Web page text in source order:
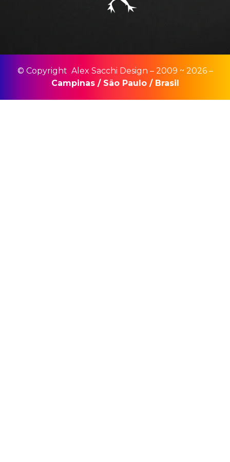
© Copyright Alex Sacchi Design – 2009 ~ 2026 –
Campinas/ São Paulo/ Brasil